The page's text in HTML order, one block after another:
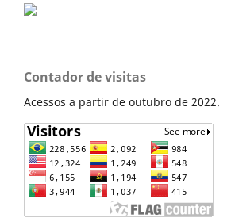
Contador de visitas
Acessos a partir de outubro de 2022.